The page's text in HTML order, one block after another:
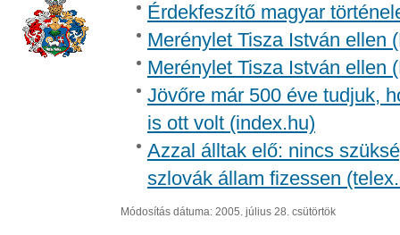
Érdekfeszítő magyar
Merénylet Tisza István ellen
Merénylet Tisza István ellen
Jövőre már 500 éve tudjuk,
is ott volt (index.hu)
Azzal álltak elő: nincs
szlovák állam fizessen
Módosítás dátuma: 2005. július 28. csütörtök